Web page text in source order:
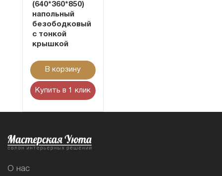
(640*360*850)
напольный
безободковый
с тонкой
крышкой
В корзину
Купить в 1 клик
О нас